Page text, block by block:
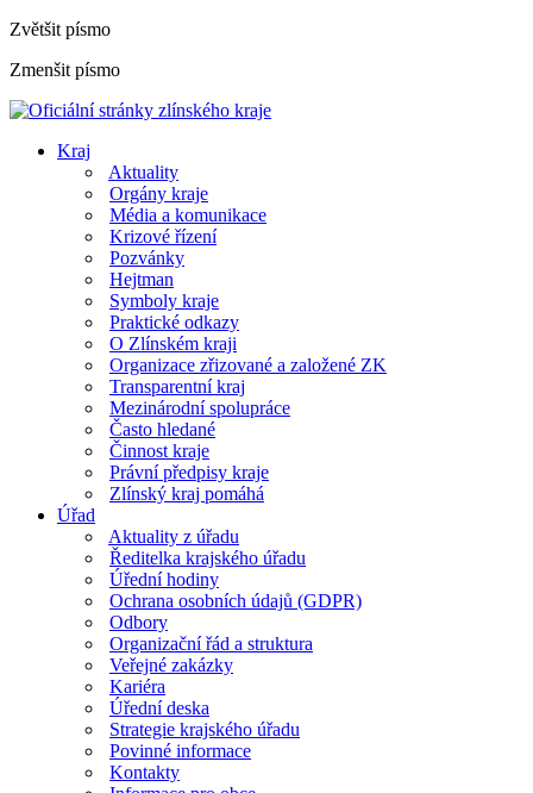
Zvětšit písmo
Zmenšit písmo
Kraj
Aktuality
Orgány kraje
Média a komunikace
Krizové řízení
Pozvánky
Hejtman
Symboly kraje
Praktické odkazy
O Zlínském kraji
Organizace zřizované a založené ZK
Transparentní kraj
Mezinárodní spolupráce
Často hledané
Činnost kraje
Právní předpisy kraje
Zlínský kraj pomáhá
Úřad
Aktuality z úřadu
Ředitelka krajského úřadu
Úřední hodiny
Ochrana osobních údajů (GDPR)
Odbory
Organizační řád a struktura
Veřejné zakázky
Kariéra
Úřední deska
Strategie krajského úřadu
Povinné informace
Kontakty